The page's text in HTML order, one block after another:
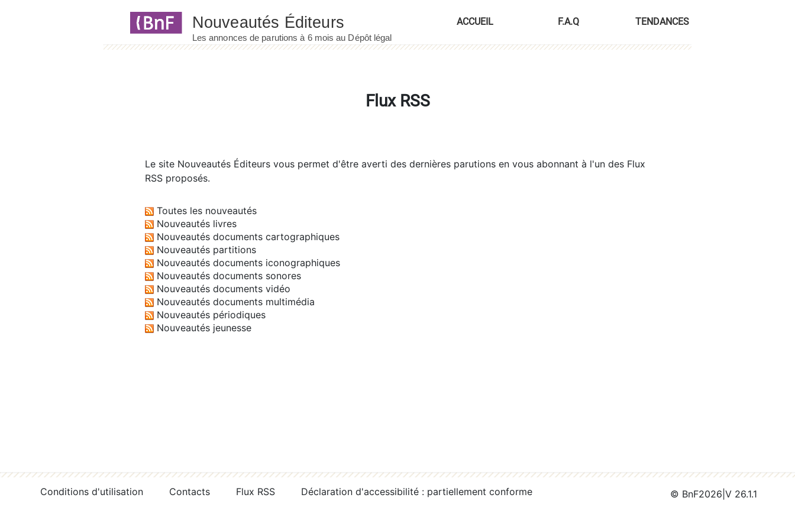
ACCUEIL F.A.Q TENDANCES
Flux RSS
Le site Nouveautés Éditeurs vous permet d'être averti des dernières parutions en vous abonnant à l'un des Flux
RSS proposés.
Toutes les nouveautés
Nouveautés livres
Nouveautés documents cartographiques
Nouveautés partitions
Nouveautés documents iconographiques
Nouveautés documents sonores
Nouveautés documents vidéo
Nouveautés documents multimédia
Nouveautés périodiques
Nouveautés jeunesse
Conditions d'utilisation Contacts Flux RSS Déclaration d'accessibilité : partiellement conforme © BnF2026 V 26.1.1